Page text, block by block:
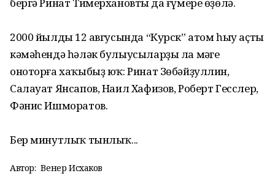
2000 йылдың 12 авгусында “Курск” атом һыу аҫты
кәмәһендә һәләк булыусы­лар­ҙы ла мәңге
оноторға хаҡыбыҙ юҡ: Ринат Зөбәйҙуллин,
Салауат Янсапов, Наил Хафизов, Роберт Гесслер,
Фәнис Ишморатов.
Бер минутлыҡ тынлыҡ...
Автор: Венер Исхаков